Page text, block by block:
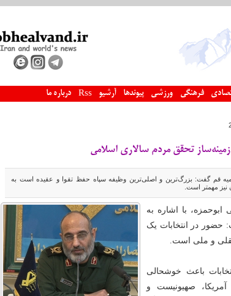
فرهنگی ورزشی پیوندها آرشیو Rss درباره ما
تحقق مردم سالاری اسلامی
قم گفت: بزرگ‌ترین و اصلی‌ترین وظیفه سپاه حفظ تقوا و عقیده است به
مهمتر است.
ابوحمزه، با اشاره به
حضور در انتخابات یک
و ملی است.
باعث خوشحالی
صهیونیست و